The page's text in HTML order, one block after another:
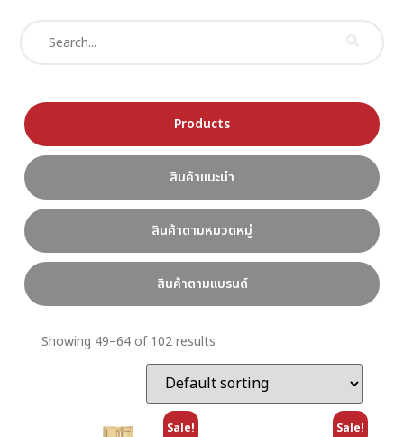
Products
สินค้าแนะนำ
สินค้าตามหมวดหมู่
สินค้าตามแบรนด์
Showing 49–64 of 102 results
Sale! Sale!